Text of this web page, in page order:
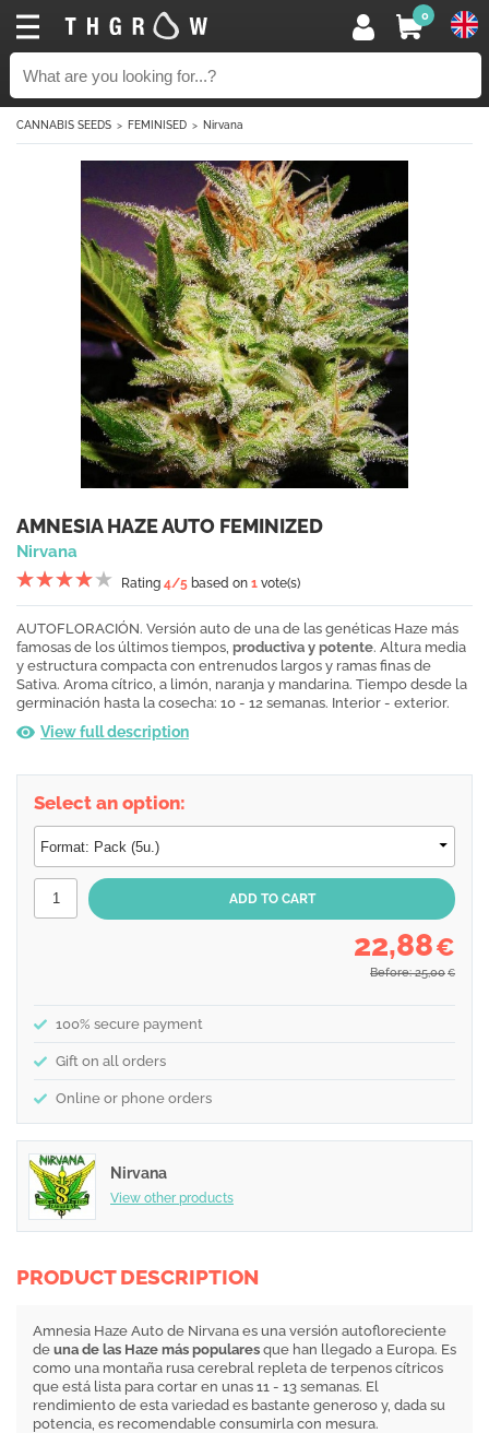
0
CANNABIS SEEDS FEMINISED Nirvana
AMNESIA HAZE AUTO FEMINIZED
Nirvana
Rating 4/5 based on 1 vote(s)
AUTOFLORACIÓN. Versión auto de una de las genéticas Haze más
famosas de los últimos tiempos, productiva y potente. Altura media
y estructura compacta con entrenudos largos y ramas finas de
Sativa. Aroma cítrico, a limón, naranja y mandarina. Tiempo desde la
germinación hasta la cosecha: 10 - 12 semanas. Interior - exterior.
View full description
Select an option:
22,88€
Before: 25,00 €
100% secure payment
Gift on all orders
Online or phone orders
Nirvana
View other products
PRODUCT DESCRIPTION
Amnesia Haze Auto de Nirvana es una versión autofloreciente
de una de las Haze más populares que han llegado a Europa. Es
como una montaña rusa cerebral repleta de terpenos cítricos
que está lista para cortar en unas 11 - 13 semanas. El
rendimiento de esta variedad es bastante generoso y, dada su
potencia, es recomendable consumirla con mesura.